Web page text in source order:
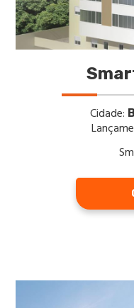
Cidade: